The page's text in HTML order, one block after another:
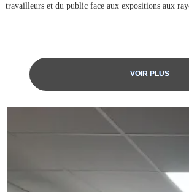
travailleurs et du public face aux expositions aux
VOIR PLUS